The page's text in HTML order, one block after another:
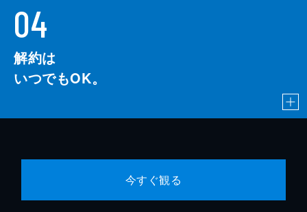
04
解約は
いつでもOK。
今すぐ観る